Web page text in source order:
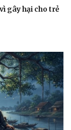
Gia đình
gây hại cho trẻ